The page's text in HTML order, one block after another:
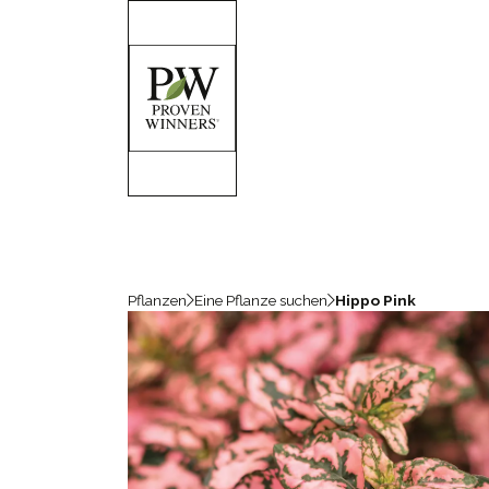
Pflanzen Eine Pflanze suchen Hippo Pink